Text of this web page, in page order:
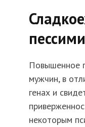
Повышенное
мужчин, в
генах и
некоторым